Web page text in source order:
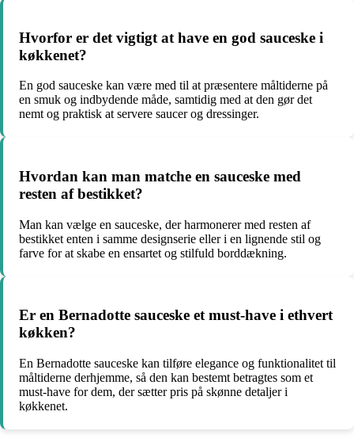
Hvorfor er det vigtigt at have en god sauceske i
køkkenet?
En god sauceske kan være med til at præsentere måltiderne på
en smuk og indbydende måde, samtidig med at den gør det
nemt og praktisk at servere saucer og dressinger.
Hvordan kan man matche en sauceske med
resten af bestikket?
Man kan vælge en sauceske, der harmonerer med resten af
bestikket enten i samme designserie eller i en lignende stil og
farve for at skabe en ensartet og stilfuld borddækning.
Er en Bernadotte sauceske et must-have i ethvert
køkken?
En Bernadotte sauceske kan tilføre elegance og funktionalitet til
måltiderne derhjemme, så den kan bestemt betragtes som et
must-have for dem, der sætter pris på skønne detaljer i
køkkenet.